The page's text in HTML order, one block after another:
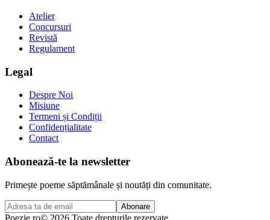
Atelier
Concursuri
Revistă
Regulament
Legal
Despre Noi
Misiune
Termeni și Condiții
Confidențialitate
Contact
Abonează-te la newsletter
Primește poeme săptămânale și noutăți din comunitate.
Abonare
Poezie .ro© 2026 Toate drepturile rezervate